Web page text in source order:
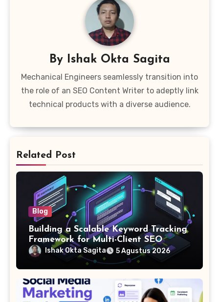
By Ishak Okta Sagita
Mechanical Engineers seamlessly transition into
the role of an SEO Content Writer to adeptly link
technical products with a diverse audience.
Related Post
Blog
Building a Scalable Keyword Tracking
Framework for Multi-Client SEO
AgenciesIshak Okta Sagita 5 Agustus 2026